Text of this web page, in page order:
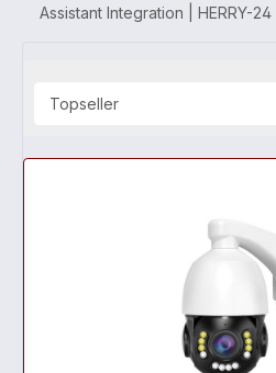
Assistant Integration | HERRY-24